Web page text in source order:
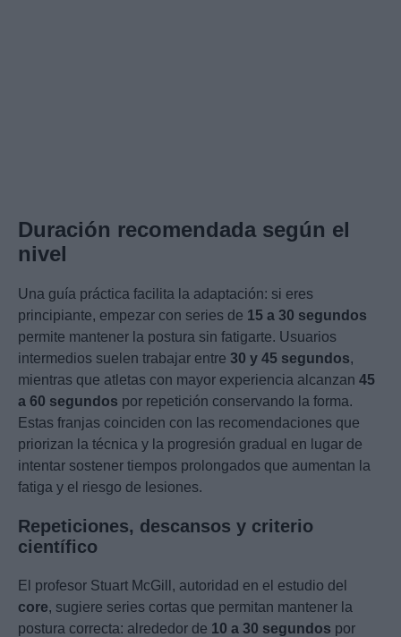
Duración recomendada según el
nivel
Una guía práctica facilita la adaptación: si eres
principiante, empezar con series de 15 a 30 segundos
permite mantener la postura sin fatigarte. Usuarios
intermedios suelen trabajar entre 30 y 45 segundos,
mientras que atletas con mayor experiencia alcanzan 45
a 60 segundos por repetición conservando la forma.
Estas franjas coinciden con las recomendaciones que
priorizan la técnica y la progresión gradual en lugar de
intentar sostener tiempos prolongados que aumentan la
fatiga y el riesgo de lesiones.
Repeticiones, descansos y criterio
científico
El profesor Stuart McGill, autoridad en el estudio del
core, sugiere series cortas que permitan mantener la
postura correcta: alrededor de 10 a 30 segundos por